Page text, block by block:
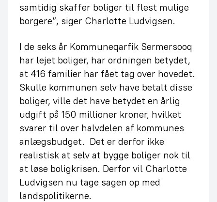
samtidig skaffer boliger til flest mulige
borgere”, siger Charlotte Ludvigsen.
I de seks år Kommuneqarfik Sermersooq
har lejet boliger, har ordningen betydet,
at 416 familier har fået tag over hovedet.
Skulle kommunen selv have betalt disse
boliger, ville det have betydet en årlig
udgift på 150 millioner kroner, hvilket
svarer til over halvdelen af kommunes
anlægsbudget. Det er derfor ikke
realistisk at selv at bygge boliger nok til
at løse boligkrisen. Derfor vil Charlotte
Ludvigsen nu tage sagen op med
landspolitikerne.